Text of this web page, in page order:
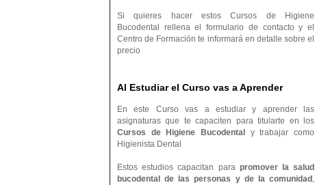
Si quieres hacer estos Cursos de Higiene
Bucodental rellena el formulario de contacto y el
Centro de Formación te informará en detalle sobre el
precio
Al Estudiar el Curso vas a Aprender
En este Curso vas a estudiar y aprender las
asignaturas que te capaciten para titularte en los
Cursos de Higiene Bucodental
y trabajar como
Higienista Dental
Estos estudios capacitan para promover la salud
bucodental de las personas y de la comunidad ,